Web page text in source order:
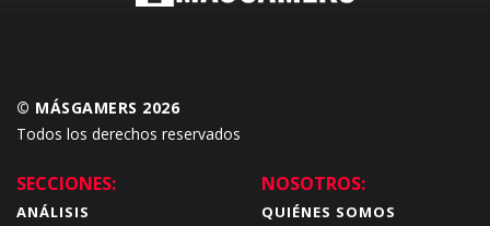
© MÁSGAMERS 2026
Todos los derechos reservados
SECCIONES:
ANÁLISIS
NOSOTROS:
QUIÉNES SOMOS